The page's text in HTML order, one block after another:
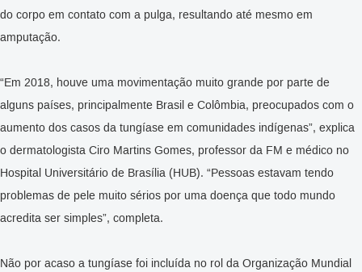
do corpo em contato com a pulga, resultando até mesmo em
amputação.
“Em 2018, houve uma movimentação muito grande por parte de
alguns países, principalmente Brasil e Colômbia, preocupados com o
aumento dos casos da tungíase em comunidades indígenas”, explica
o dermatologista Ciro Martins Gomes, professor da FM e médico no
Hospital Universitário de Brasília (HUB). “Pessoas estavam tendo
problemas de pele muito sérios por uma doença que todo mundo
acredita ser simples”, completa.
Não por acaso a tungíase foi incluída no rol da Organização Mundial